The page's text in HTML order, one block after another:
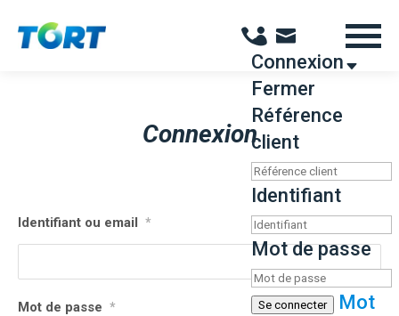
Connexion
Fermer
Référence
client
Identifiant
Mot de passe
Se connecter
Mot
Connexion
Identifiant ou email *
Mot de passe *